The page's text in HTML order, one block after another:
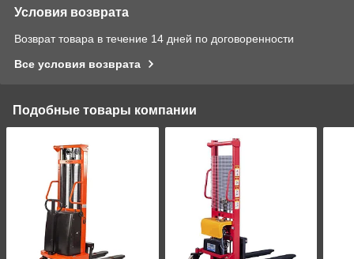
Условия возврата
Возврат товара в течение 14 дней по договоренности
Все условия возврата
Подобные товары компании